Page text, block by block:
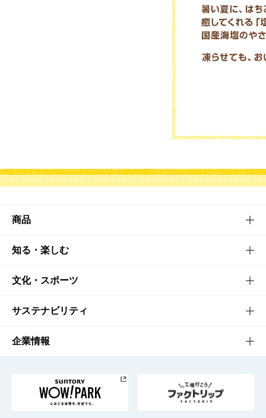
商品
商品TOP
商品一覧
商品発売情報
栄養成分一覧
知る・楽しむ
知る・楽しむTOP
キャンペーン
工場見学
地域情報
文化・スポーツ
文化・スポーツTOP
サントリーホール
サントリーサンバーズ大阪
サステナビリティ
サステナビリティTOP
サントリーが考えるサステナビリティ経営
企業情報
企業概要